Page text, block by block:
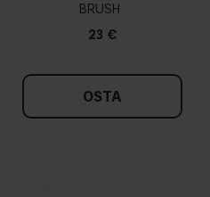
BRUSH
23 €
OSTA